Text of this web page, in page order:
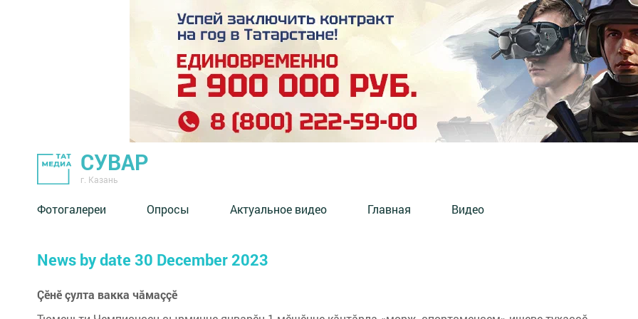
СУВАР
г. Казань
Фотогалереи Опросы Актуальное видео Главная Видео
News by date 30 December 2023
Çӗнӗ çулта вакка чăмаççӗ